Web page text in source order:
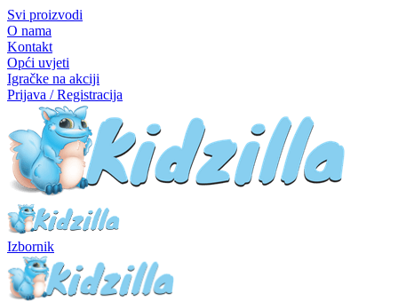
Svi proizvodi
O nama
Kontakt
Opći uvjeti
Igračke na akciji
Prijava / Registracija
Izbornik